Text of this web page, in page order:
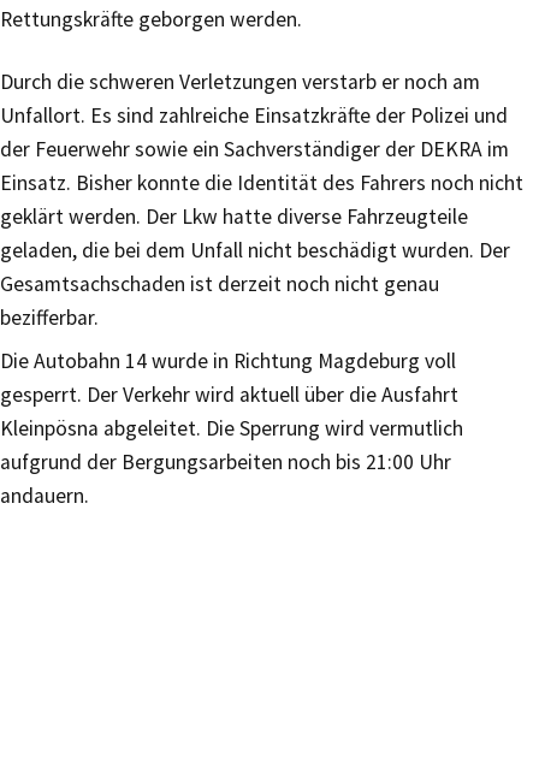
Rettungskräfte geborgen werden.
Durch die schweren Verletzungen verstarb er noch am
Unfallort. Es sind zahlreiche Einsatzkräfte der Polizei und
der Feuerwehr sowie ein Sachverständiger der DEKRA im
Einsatz. Bisher konnte die Identität des Fahrers noch nicht
geklärt werden. Der Lkw hatte diverse Fahrzeugteile
geladen, die bei dem Unfall nicht beschädigt wurden. Der
Gesamtsachschaden ist derzeit noch nicht genau
bezifferbar.
Die Autobahn 14 wurde in Richtung Magdeburg voll
gesperrt. Der Verkehr wird aktuell über die Ausfahrt
Kleinpösna abgeleitet. Die Sperrung wird vermutlich
aufgrund der Bergungsarbeiten noch bis 21:00 Uhr
andauern.